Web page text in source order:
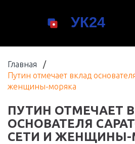
Главная /
Путин отмечает вклад
женщины-моряка
ПУТИН ОТМЕЧАЕТ
ОСНОВАТЕЛЯ
СЕТИ И ЖЕНЩИНЫ-